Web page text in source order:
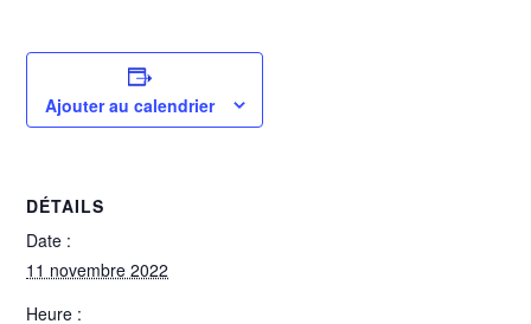
Ajouter au calendrier
DÉTAILS
Date :
11 novembre 2022
Heure :